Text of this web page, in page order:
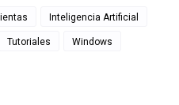
Inteligencia Artificial
Tutoriales Windows